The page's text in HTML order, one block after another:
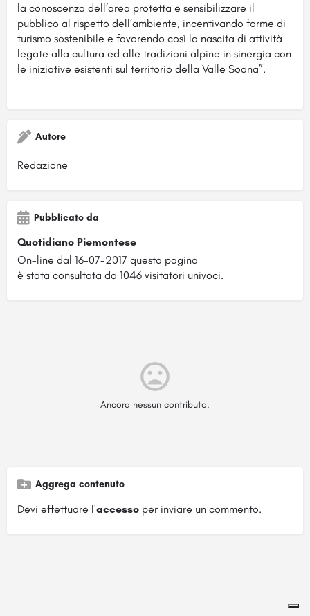
la conoscenza dell’area protetta e sensibilizzare il
pubblico al rispetto dell’ambiente, incentivando forme di
turismo sostenibile e favorendo così la nascita di attività
legate alla cultura ed alle tradizioni alpine in sinergia con
le iniziative esistenti sul territorio della Valle Soana”.
Autore
Redazione
Pubblicato da
Quotidiano Piemontese
On-line dal 16-07-2017 questa pagina
è stata consultata da 1046 visitatori univoci.
Ancora nessun contributo.
Aggrega contenuto
Devi effettuare l'accesso per inviare un commento.